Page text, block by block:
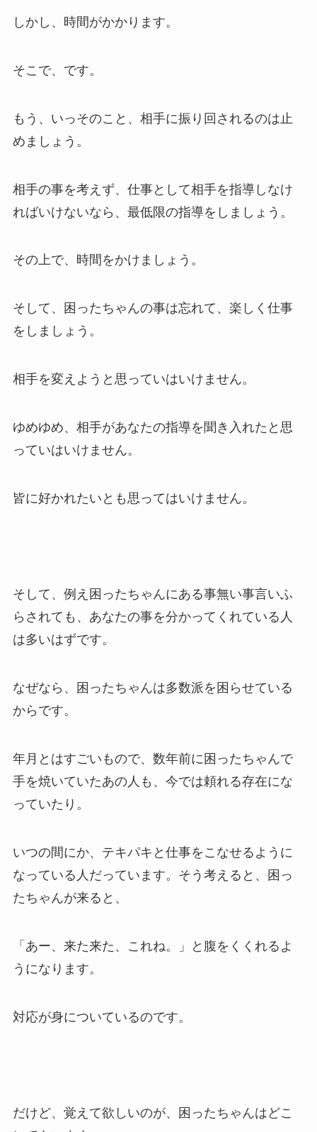
しかし、時間がかかります。
そこで、です。
もう、いっそのこと、相手に振り回されるのは止
めましょう。
相手の事を考えず、仕事として相手を指導しなけ
ればいけないなら、最低限の指導をしましょう。
その上で、時間をかけましょう。
そして、困ったちゃんの事は忘れて、楽しく仕事
をしましょう。
相手を変えようと思っていはいけません。
ゆめゆめ、相手があなたの指導を聞き入れたと思
っていはいけません。
皆に好かれたいとも思ってはいけません。
そして、例え困ったちゃんにある事無い事言いふ
らされても、あなたの事を分かってくれている人
は多いはずです。
なぜなら、困ったちゃんは多数派を困らせている
からです。
年月とはすごいもので、数年前に困ったちゃんで
手を焼いていたあの人も、今では頼れる存在にな
っていたり。
いつの間にか、テキパキと仕事をこなせるように
なっている人だっています。そう考えると、困っ
たちゃんが来ると、
「あー、来た来た、これね。」と腹をくくれるよ
うになります。
対応が身についているのです。
だけど、覚えて欲しいのが、困ったちゃんはどこ